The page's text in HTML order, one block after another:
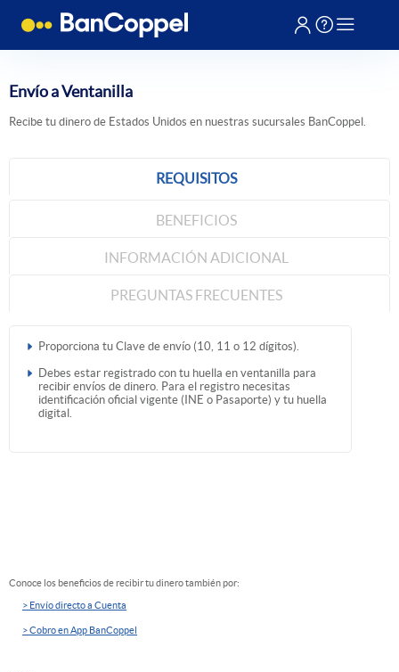
Envío a Ventanilla
Recibe tu dinero de Estados Unidos en nuestras sucursales BanCoppel.
REQUISITOS
BENEFICIOS
INFORMACIÓN ADICIONAL
PREGUNTAS FRECUENTES
Proporciona tu Clave de envío (10, 11 o 12 dígitos).
Debes estar registrado con tu huella en ventanilla para
recibir envíos de dinero. Para el registro necesitas
identificación oficial vigente (INE o Pasaporte) y tu huella
digital.
Conoce los beneficios de recibir tu dinero también por:
> Envío directo a Cuenta
> Cobro en App BanCoppel